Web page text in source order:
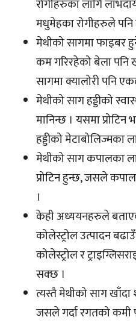
रोगीहरुका लागि
मधुमेहका रोगीहरुले
मेथीको सागमा
कम गरिरहेको बेला पनि
सागमा क्यालोरी पनि
मेथीको साग हड्डीको
मानिन्छ । यसमा प्रोटिन
हड्डीको मेटाबोलिज्मका
मेथीको साग कपालका
प्रोटिन हुन्छ, जसले
।
केही अध्ययनहरुले
कोलेस्ट्रोल उत्पादन
कोलेस्ट्रोल र
सक्छ ।
त्यस्तै मेथीको साग
जसले गर्दा रगतको कमी